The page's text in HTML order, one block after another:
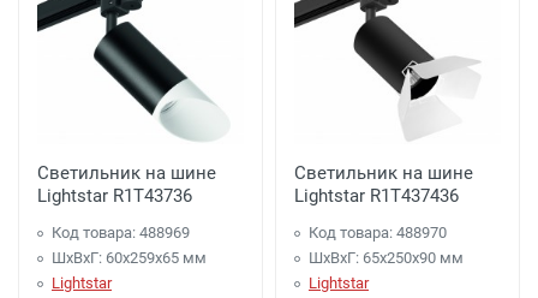
Светильник на шине
Lightstar R1T43736
Код товара: 488969
ШхВхГ: 60x259x65 мм
Lightstar
Светильник на шине
Lightstar R1T437436
Код товара: 488970
ШхВхГ: 65x250x90 мм
Lightstar